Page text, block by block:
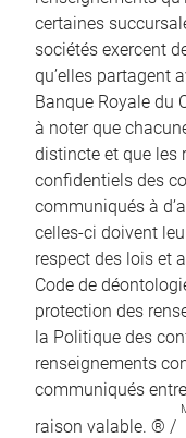
certaines
sociétés exercent
qu’elles partagent
Banque Royale du
à noter que
distincte et que les
confidentiels des
communiqués à
celles-ci doivent
respect des lois et
Code de
protection des
la Politique des
renseignements
communiqués
raison valable. ® /